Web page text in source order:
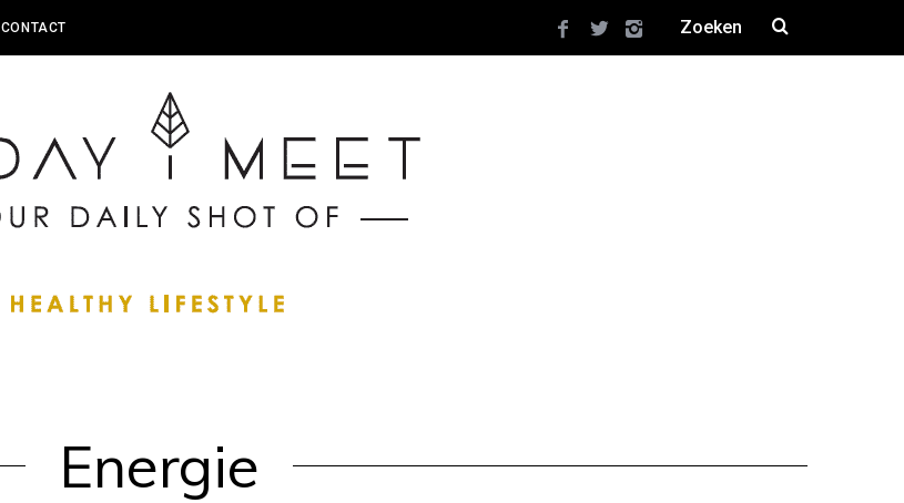
CONTACT
Energie